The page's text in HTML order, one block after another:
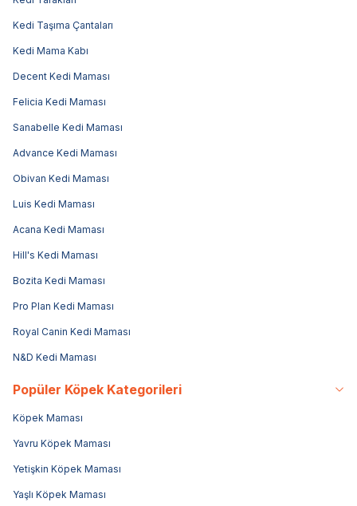
Kedi Taşıma Çantaları
Kedi Mama Kabı
Decent Kedi Maması
Felicia Kedi Maması
Sanabelle Kedi Maması
Advance Kedi Maması
Obivan Kedi Maması
Luis Kedi Maması
Acana Kedi Maması
Hill's Kedi Maması
Bozita Kedi Maması
Pro Plan Kedi Maması
Royal Canin Kedi Maması
N&D Kedi Maması
Popüler Köpek Kategorileri
Köpek Maması
Yavru Köpek Maması
Yetişkin Köpek Maması
Yaşlı Köpek Maması